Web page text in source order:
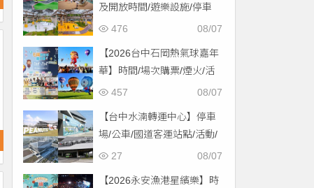
及開放時間/遊樂設施/停車
場/交通一次看！
08/07
476
【2026台中石岡熱氣球嘉年
華】時間/場次購票/煙火/活
動/交通，土牛運動公園登08/07
457
【台中水湳轉運中心】停車
場/公車/國道客運站點/活動/
交通，啟用免費停車！ 08/07
27
【2026永安漁港星繽樂】時